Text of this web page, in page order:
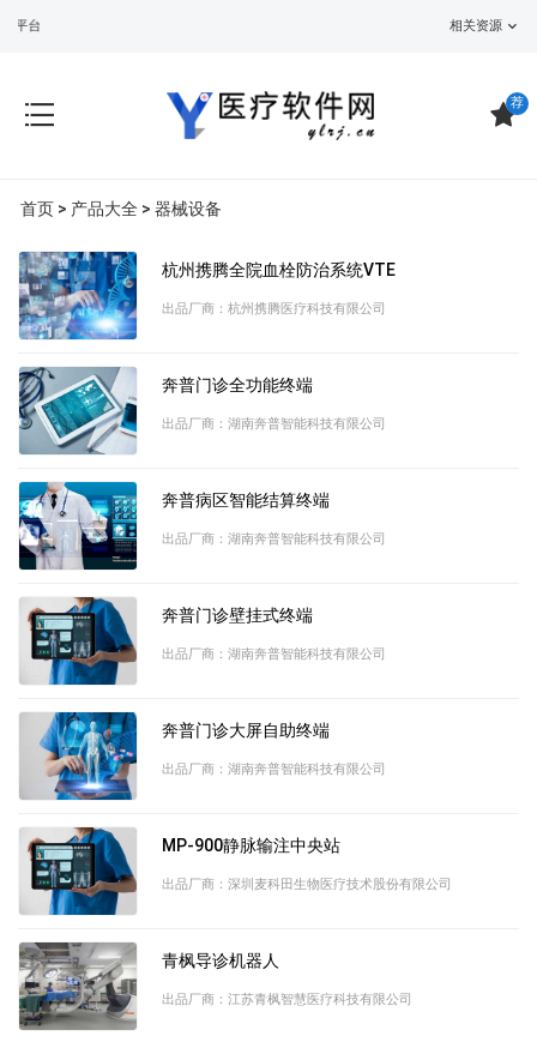
台 相关资源
荐
首页 > 产品大全 > 器械设备
杭州携腾全院血栓防治系统VTE
出品厂商：杭州携腾医疗科技有限公司
奔普门诊全功能终端
出品厂商：湖南奔普智能科技有限公司
奔普病区智能结算终端
出品厂商：湖南奔普智能科技有限公司
奔普门诊壁挂式终端
出品厂商：湖南奔普智能科技有限公司
奔普门诊大屏自助终端
出品厂商：湖南奔普智能科技有限公司
MP-900静脉输注中央站
出品厂商：深圳麦科田生物医疗技术股份有限公司
青枫导诊机器人
出品厂商：江苏青枫智慧医疗科技有限公司